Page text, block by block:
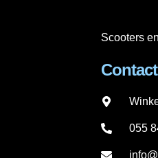
Scooters
Contact
055